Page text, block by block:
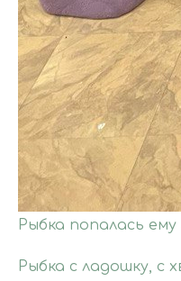
Рыбка попалась ему
Рыбка с ладошку, с